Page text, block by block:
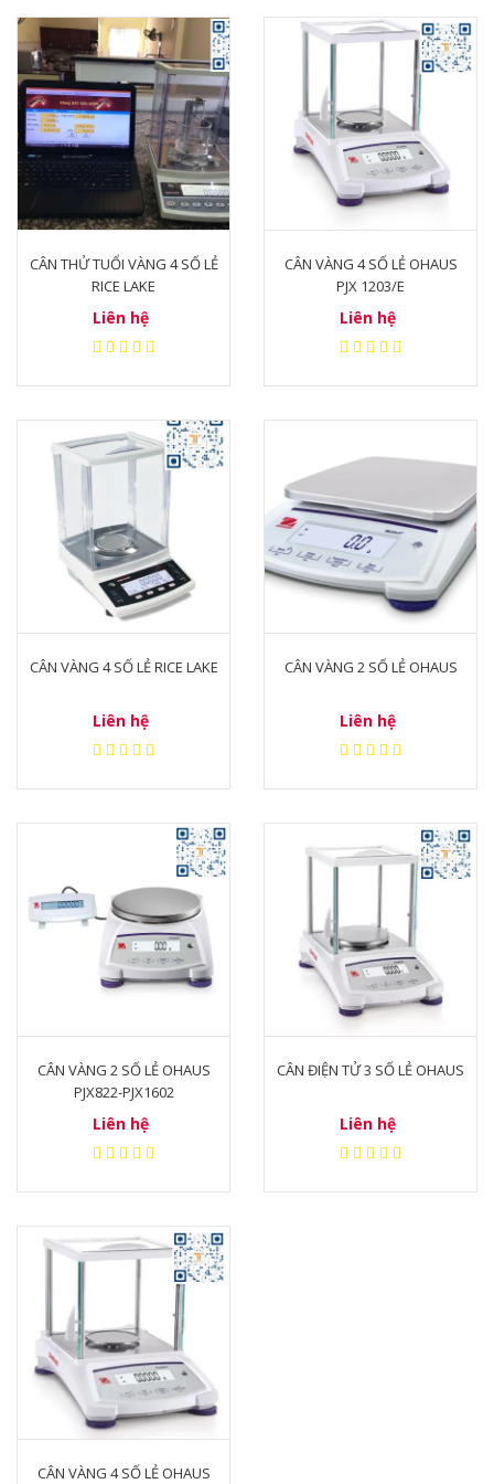
CÂN THỬ TUỔI VÀNG 4 SỐ LẺ
RICE LAKE
Liên hệ
CÂN VÀNG 4 SỐ LẺ OHAUS
PJX 1203/E
Liên hệ
CÂN VÀNG 4 SỐ LẺ RICE LAKE
Liên hệ
CÂN VÀNG 2 SỐ LẺ OHAUS
Liên hệ
CÂN VÀNG 2 SỐ LẺ OHAUS
PJX822-PJX1602
Liên hệ
CÂN ĐIỆN TỬ 3 SỐ LẺ OHAUS
Liên hệ
CÂN VÀNG 4 SỐ LẺ OHAUS